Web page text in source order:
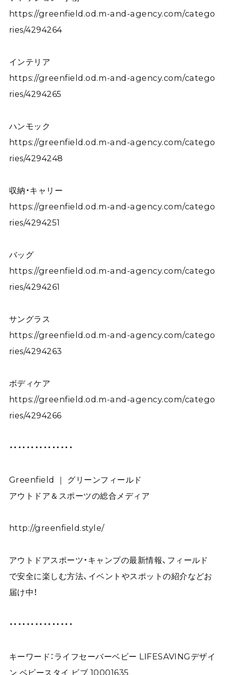
https://greenfield.od.m-and-agency.com/catego
ries/4294264
インテリア
https://greenfield.od.m-and-agency.com/catego
ries/4294265
ハンモック
https://greenfield.od.m-and-agency.com/catego
ries/4294248
収納・キャリー
https://greenfield.od.m-and-agency.com/catego
ries/4294251
バッグ
https://greenfield.od.m-and-agency.com/catego
ries/4294261
サングラス
https://greenfield.od.m-and-agency.com/catego
ries/4294263
ボディケア
https://greenfield.od.m-and-agency.com/catego
ries/4294266
・・・・・・・・・・・・・・・
Greenfield ｜ グリーンフィールド
アウトドア＆スポーツの総合メディア
http://greenfield.style/
アウトドアスポーツ・キャンプの最新情報、フィールド
で安全に楽しむ方法、イベントやスポットの紹介などお
届け中！
・・・・・・・・・・・・・・・
キーワード：ライフセーバーベビー LIFESAVINGデザイ
ン ベビースタイ ビブ 10001635